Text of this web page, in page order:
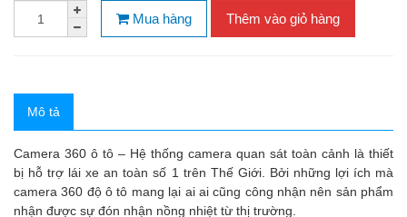
Mua hàng Thêm vào giỏ hàng
Mô tả
Camera 360 ô tô – Hệ thống camera quan sát toàn cảnh là thiết
bị hỗ trợ lái xe an toàn số 1 trên Thế Giới. Bởi những lợi ích mà
camera 360 độ ô tô mang lại ai ai cũng công nhận nên sản phẩm
nhận được sự đón nhận nồng nhiệt từ thị trường.